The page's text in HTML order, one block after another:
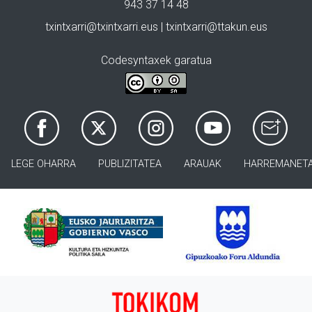
943 37 14 48
txintxarri@txintxarri.eus | txintxarri@ttakun.eus
Codesyntaxek garatua
LEGE OHARRA PUBLIZITATEA ARAUAK